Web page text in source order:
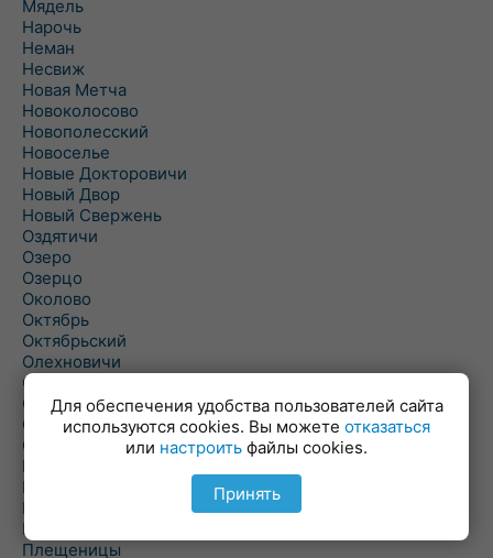
Мядель
Нарочь
Неман
Несвиж
Новая Метча
Новоколосово
Новополесский
Новоселье
Новые Докторовичи
Новый Двор
Новый Свержень
Оздятичи
Озеро
Озерцо
Околово
Октябрь
Октябрьский
Олехновичи
Омговичи
Оношки
Осовец
Острошицкий Городок
Пасека
Пастовичи
Першаи
Петришки
Плещеницы
Для обеспечения удобства пользователей сайта
используются cookies. Вы можете отказаться
или настроить файлы cookies.
Принять